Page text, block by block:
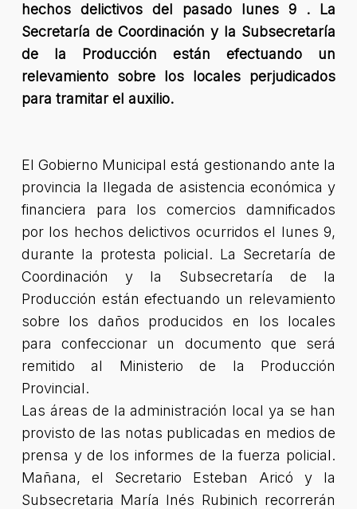
hechos delictivos del pasado lunes 9 . La
Secretaría de Coordinación y la Subsecretaría
de la Producción están efectuando un
relevamiento sobre los locales perjudicados
para tramitar el auxilio.
El Gobierno Municipal está gestionando ante la
provincia la llegada de asistencia económica y
financiera para los comercios damnificados
por los hechos delictivos ocurridos el lunes 9,
durante la protesta policial. La Secretaría de
Coordinación y la Subsecretaría de la
Producción están efectuando un relevamiento
sobre los daños producidos en los locales
para confeccionar un documento que será
remitido al Ministerio de la Producción
Provincial.
Las áreas de la administración local ya se han
provisto de las notas publicadas en medios de
prensa y de los informes de la fuerza policial.
Mañana, el Secretario Esteban Aricó y la
Subsecretaria María Inés Rubinich recorrerán